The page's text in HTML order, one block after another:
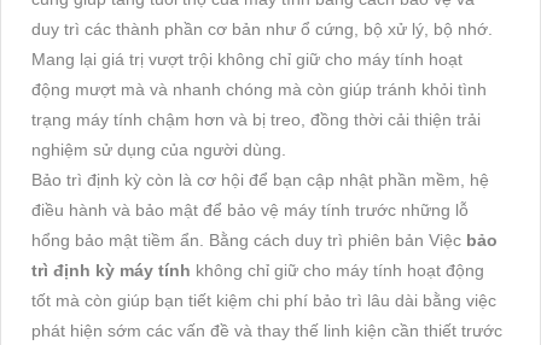
duy trì các thành phần cơ bản như ổ cứng, bộ xử lý, bộ nhớ.
Mang lại giá trị vượt trội không chỉ giữ cho máy tính hoạt
động mượt mà và nhanh chóng mà còn giúp tránh khỏi tình
trạng máy tính chậm hơn và bị treo, đồng thời cải thiện trải
nghiệm sử dụng của người dùng.
Bảo trì định kỳ còn là cơ hội để bạn cập nhật phần mềm, hệ
điều hành và bảo mật để bảo vệ máy tính trước những lỗ
hổng bảo mật tiềm ẩn. Bằng cách duy trì phiên bản Việc bảo
trì định kỳ máy tính không chỉ giữ cho máy tính hoạt động
tốt mà còn giúp bạn tiết kiệm chi phí bảo trì lâu dài bằng việc
phát hiện sớm các vấn đề và thay thế linh kiện cần thiết trước